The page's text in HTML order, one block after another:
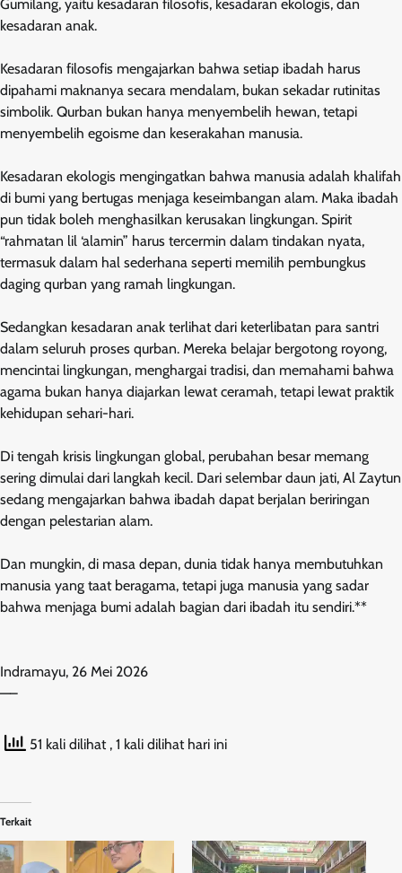
Gumilang, yaitu kesadaran filosofis, kesadaran ekologis, dan
kesadaran anak.
Kesadaran filosofis mengajarkan bahwa setiap ibadah harus
dipahami maknanya secara mendalam, bukan sekadar rutinitas
simbolik. Qurban bukan hanya menyembelih hewan, tetapi
menyembelih egoisme dan keserakahan manusia.
Kesadaran ekologis mengingatkan bahwa manusia adalah khalifah
di bumi yang bertugas menjaga keseimbangan alam. Maka ibadah
pun tidak boleh menghasilkan kerusakan lingkungan. Spirit
“rahmatan lil ‘alamin” harus tercermin dalam tindakan nyata,
termasuk dalam hal sederhana seperti memilih pembungkus
daging qurban yang ramah lingkungan.
Sedangkan kesadaran anak terlihat dari keterlibatan para santri
dalam seluruh proses qurban. Mereka belajar bergotong royong,
mencintai lingkungan, menghargai tradisi, dan memahami bahwa
agama bukan hanya diajarkan lewat ceramah, tetapi lewat praktik
kehidupan sehari-hari.
Di tengah krisis lingkungan global, perubahan besar memang
sering dimulai dari langkah kecil. Dari selembar daun jati, Al Zaytun
sedang mengajarkan bahwa ibadah dapat berjalan beriringan
dengan pelestarian alam.
Dan mungkin, di masa depan, dunia tidak hanya membutuhkan
manusia yang taat beragama, tetapi juga manusia yang sadar
bahwa menjaga bumi adalah bagian dari ibadah itu sendiri.**
Indramayu, 26 Mei 2026
—–
51 kali dilihat , 1 kali dilihat hari ini
Terkait